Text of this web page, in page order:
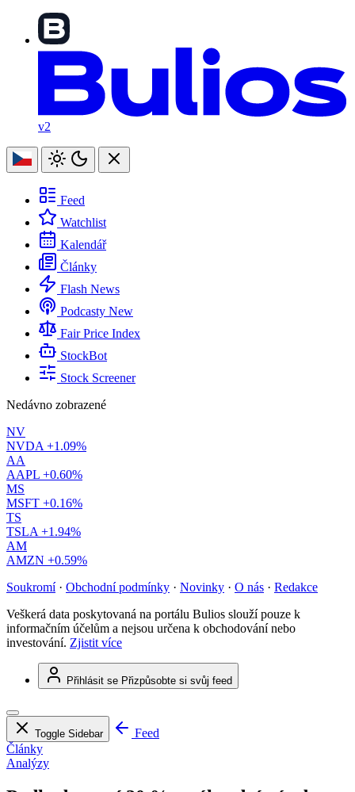
v2
Feed
Watchlist
Kalendář
Články
Flash News
Podcasty New
Fair Price Index
StockBot
Stock Screener
Nedávno zobrazené
NV
NVDA +1.09%
AA
AAPL +0.60%
MS
MSFT +0.16%
TS
TSLA +1.94%
AM
AMZN +0.59%
Soukromí · Obchodní podmínky · Novinky · O nás · Redakce
Veškerá data poskytovaná na portálu Bulios slouží pouze k
informačním účelům a nejsou určena k obchodování nebo
investování. Zjistit více
Přihlásit se Přizpůsobte si svůj feed
Toggle Sidebar
Feed
Články
Analýzy